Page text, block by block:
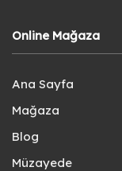
Online Mağaza
Ana Sayfa
Mağaza
Blog
Müzayede